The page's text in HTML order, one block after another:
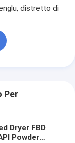
distretto di
Per
Dryer FBD
Powder